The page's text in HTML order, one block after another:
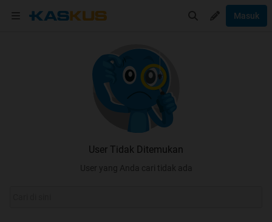
Masuk
User Tidak Ditemukan
User yang Anda cari tidak ada